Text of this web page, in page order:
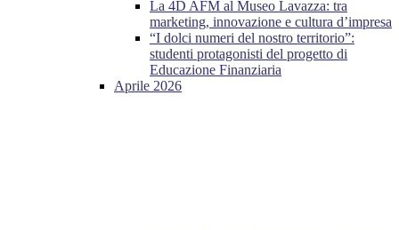
La 4D AFM al Museo Lavazza: tra
marketing, innovazione e cultura d’impresa
“I dolci numeri del nostro territorio”:
studenti protagonisti del progetto di
Educazione Finanziaria
Aprile 2026